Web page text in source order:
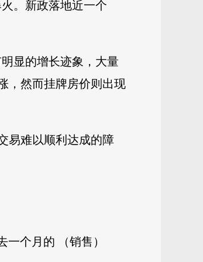
。新政落地近一个
显的增长迹象，大量
，然而挂牌房价则出现
易难以顺利达成的障
个月的 （销售）